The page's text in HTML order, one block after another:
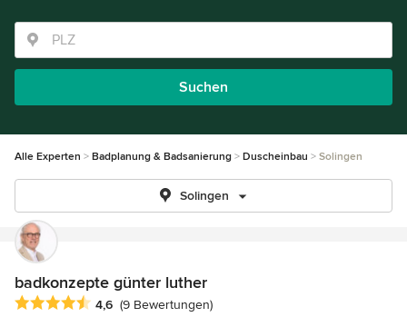
Suchen
Alle Experten Badplanung & Badsanierung Duscheinbau Solingen
Solingen
badkonzepte günter luther
Durchschnittliche Bewertung: 4.6 von 5 Sternen
4,6 (9 Bewertungen)